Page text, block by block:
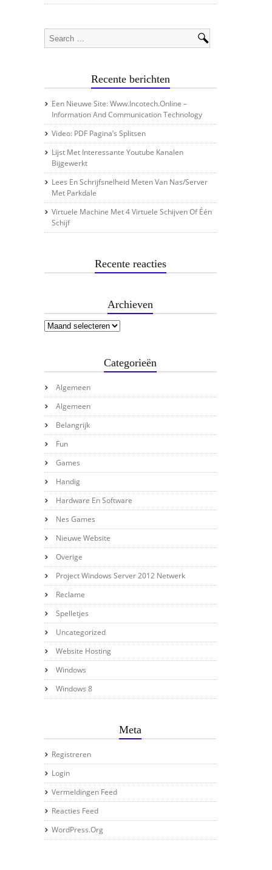
Recente berichten
Een Nieuwe Site: Www.incotech.online –
Information And Communication Technology
Video: PDF Pagina’s Splitsen
Lijst Met Interessante Youtube Kanalen
Bijgewerkt
Lees En Schrijfsnelheid Meten Van Nas/server
Met Parkdale
Virtuele Machine Met 4 Virtuele Schijven Of Één
Schijf
Recente reacties
Archieven
Categorieën
Algemeen
Algemeen
Belangrijk
Fun
Games
Handig
Hardware En Software
Nes Games
Nieuwe Website
Overige
Project Windows Server 2012 Netwerk
Reclame
Spelletjes
Uncategorized
Website Hosting
Windows
Windows 8
Meta
Registreren
Login
Vermeldingen Feed
Reacties Feed
WordPress.org